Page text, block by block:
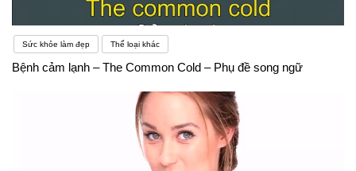
Sức khỏe làm đẹp Thể loại khác
Bệnh cảm lạnh – The Common Cold – Phụ đề song ngữ